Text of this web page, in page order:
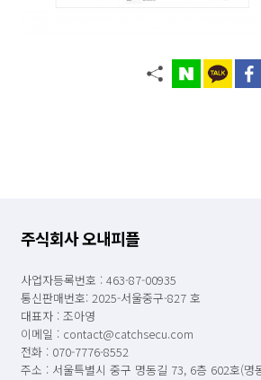
주식회사 오내피플
사업자등록번호 : 463-87-00935
통신판매번호: 2025-서울중구-827 호
대표자 : 조아영
이메일 : contact@catchsecu.com
전화 : 070-7776-8552
주소 : 서울특별시 중구 명동길 73, 6층 602호(명